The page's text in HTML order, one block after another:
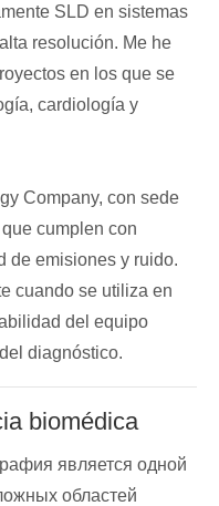
SLD en sistemas
resolución. Me he
en los que se
cardiología y
Company, con sede
cumplen con
de emisiones y ruido.
cuando se utiliza en
del equipo
diagnóstico.
biomédica
является одной
областей